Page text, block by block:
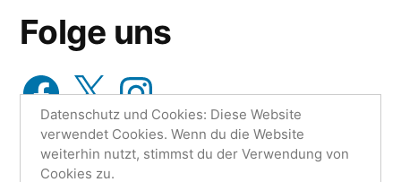
Folge uns
Facebook
X Instagram
Datenschutz und Cookies: Diese Website
verwendet Cookies. Wenn du die Website
weiterhin nutzt, stimmst du der Verwendung von
Cookies zu.